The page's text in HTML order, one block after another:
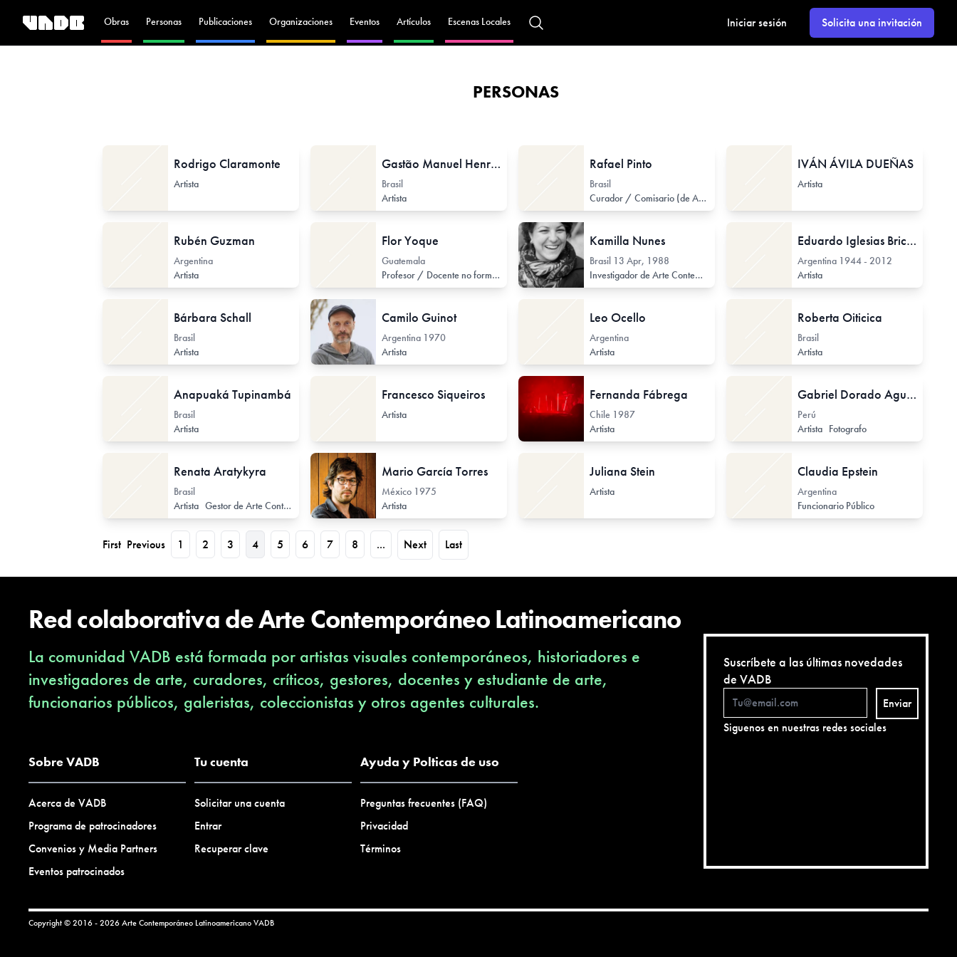
Obras Personas Publicaciones Organizaciones Eventos Artículos Escenas Locales Iniciar sesión Solicita una invitación
PERSONAS
Rodrigo Claramonte
Artista
Gastão Manuel Henrique
Brasil
Artista
Rafael Pinto
Brasil
Curador / Comisario (de Arte Contemporáneo)
IVÁN ÁVILA DUEÑAS
Artista
Rubén Guzman
Argentina
Artista
Flor Yoque
Guatemala
Profesor / Docente no formal
Kamilla Nunes
Brasil 13 Apr, 1988
Investigador de Arte Contemporáneo
Curador / Comisario (de Arte Contemporáneo)
Eduardo Iglesias Brickles
Argentina 1944 - 2012
Artista
Bárbara Schall
Brasil
Artista
Camilo Guinot
Argentina 1970
Artista
Leo Ocello
Argentina
Artista
Roberta Oiticica
Brasil
Artista
Anapuaká Tupinambá
Brasil
Artista
Francesco Siqueiros
Artista
Fernanda Fábrega
Chile 1987
Artista
Gabriel Dorado Aguila
Perú
Artista Fotografo
Renata Aratykyra
Brasil
Artista Gestor de Arte Contemporáneo
Mario García Torres
México 1975
Artista
Juliana Stein
Artista
Claudia Epstein
Argentina
Funcionario Público
First Previous 1 2 3 4 5 6 7 8 ... Next Last
Red colaborativa de Arte Contemporáneo Latinoamericano
La comunidad VADB está formada por artistas visuales contemporáneos, historiadores e
investigadores de arte, curadores, críticos, gestores, docentes y estudiante de arte,
funcionarios públicos, galeristas, coleccionistas y otros agentes culturales.
Sobre VADB
Acerca de VADB
Programa de patrocinadores
Convenios y Media Partners
Eventos patrocinados
Tu cuenta
Solicitar una cuenta
Entrar
Recuperar clave
Ayuda y Polticas de uso
Preguntas frecuentes (FAQ)
Privacidad
Términos
Suscríbete a las últimas novedades
de VADB
Enviar
Siguenos en nuestras redes sociales
Copyright © 2016 - 2026 Arte Contemporáneo LatinoamericanoVADB